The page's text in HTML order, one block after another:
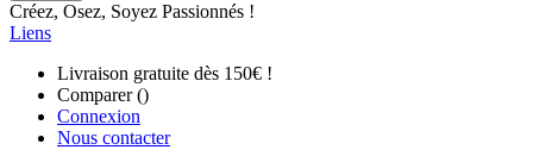
Créez, Osez, Soyez Passionnés !
Liens
Livraison gratuite dès 150€ !
Comparer ()
Connexion
Nous contacter